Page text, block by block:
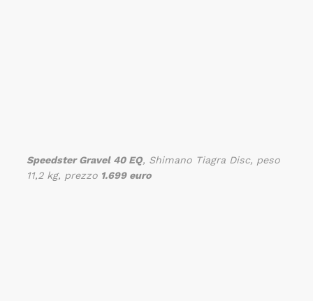
Speedster Gravel 40 EQ, Shimano Tiagra Disc, peso
11,2 kg, prezzo1.699 euro